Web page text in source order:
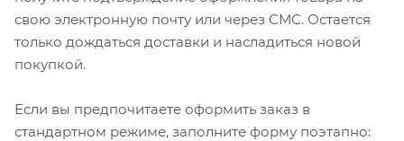
свою электронную почту или через СМС. Остается
только дождаться доставки и насладиться новой
покупкой.
Если вы предпочитаете оформить заказ в
стандартном режиме, заполните форму поэтапно: